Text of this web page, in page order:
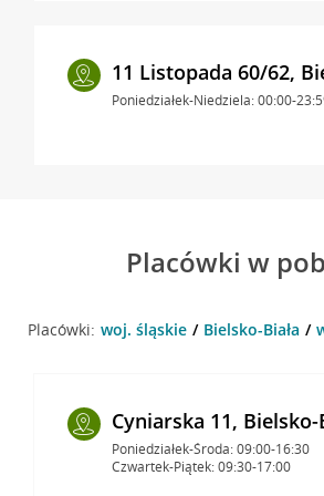
11 Listopada 60/62,
Poniedziałek-Niedziela: 00:00-
Placówki w
Placówki: woj. śląskie Bielsko-Biała
Cyniarska 11, Bielsko-
Poniedziałek-Środa: 09:00-16:30
Czwartek-Piątek: 09:30-17:00